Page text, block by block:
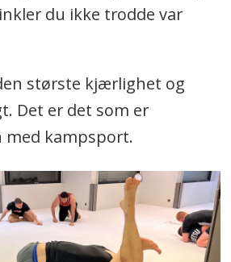
du ikke trodde var
største kjærlighet og
Det er det som er
med kampsport.